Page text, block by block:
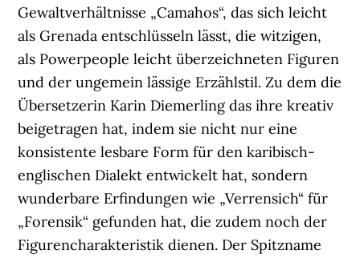
Gewaltverhältnisse „Camahos“, das sich leicht
als Grenada entschlüsseln lässt, die witzigen,
als Powerpeople leicht überzeichneten Figuren
und der ungemein lässige Erzählstil. Zu dem die
Übersetzerin Karin Diemerling das ihre kreativ
beigetragen hat, indem sie nicht nur eine
konsistente lesbare Form für den karibisch-
englischen Dialekt entwickelt hat, sondern
wunderbare Erfindungen wie „Verrensich“ für
„Forensik“ gefunden hat, die zudem noch der
Figurencharakteristik dienen. Der Spitzname